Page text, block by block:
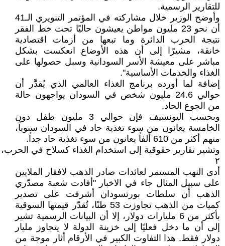
للتقارير الرسمية.
وأوضح الوزير خلال مشاركته في المؤتمر التنويري الـ41
أن نحو 23 مليون مواطن يعيشون حاليًا تحت خط الفقر
نتيجة الحرب الدائرة وما تبعها من أزمات اقتصادية
خانقة، مشيرًا إلى أن هذه الأوضاع انعكست بشكل
مباشر على معيشة الأسر السودانية وسبل حصولها على
الغذاء والخدمات الأساسية".
إضافة لما أورده برنامج الغذاء العالمي الذي يُقدَّر أن
حوالي 24.6 مليون شخص في السودان يواجهون حالة
من الجوع الحاد.
وبحسب اليونسيف فإن حوالي 3 مليون طفل دون
الخامسة يعانون من سوء تغذية حاد في السودان سنوياً،
منهم أكثر من 610 ألفاً يعانون من سوء تغذية حاد جداً.
وتشير تقارير حقوقية إلى استخدام الغذاء كسلاح في
٢
أدى النهب المستمر لعائدات صادر الذهب لافقار الملايين
على سبيل المثال جاء في الاخبار "أفادت شعبة مصدّري
الذهب أن سلطات بورتسودان أشرفت على تصدير
كميات من الذهب تجاوزت 53 طنًا، تُقدّر قيمتها السوقية
بأكثر من 6 مليارات دولار، إلا أن البيانات الرسمية تشير
إلى أن ما دخل فعليًا إلى خزينة الدولة لا يتجاوز مليار
دولار فقط. هذا التفاوت الكبير في الأرقام أثار موجة من